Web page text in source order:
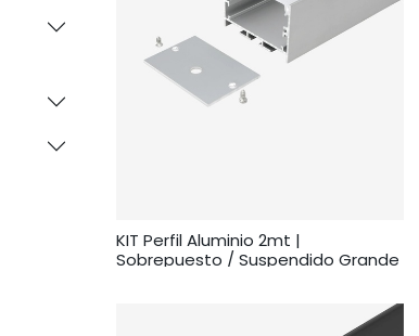
KIT Perfil Aluminio 2mt |
Sobrepuesto / Suspendido Grande